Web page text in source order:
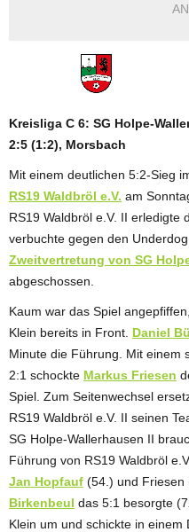
Kreisliga C 6: SG Holpe-
2:5 (1:2), Morsbach
Mit einem deutlichen 5:2-Sieg
RS19 Waldbröl e.V. am
RS19 Waldbröl e.V. II erledigte
verbuchte gegen den
Zweitvertretung von SG
abgeschossen.
Kaum war das Spiel
Klein bereits in Front. Daniel
Minute die Führung. Mit einem
2:1 schockte Markus Friesen
Spiel. Zum Seitenwechsel
RS19 Waldbröl e.V. II seinen
SG Holpe-Wallerhausen II
Führung von RS19 Waldbröl
Jan Hopfauf (54.) und
Birkenbeul das 5:1 besorgte
Klein um und schickte in einem